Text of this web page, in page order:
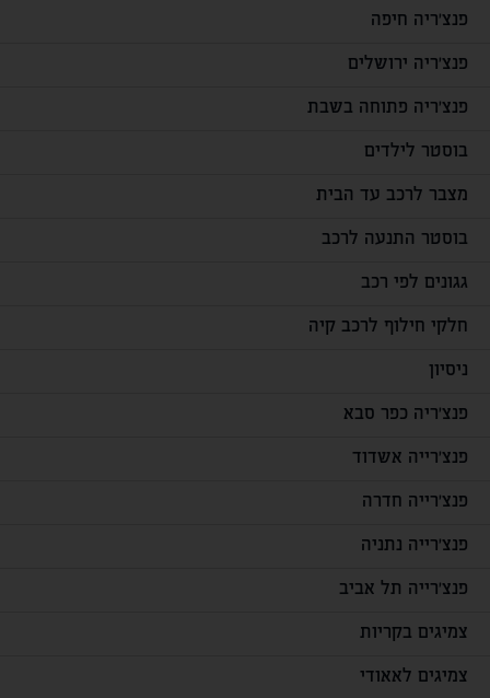
פנצ'ריה חיפה
פנצ'ריה ירושלים
פנצ'ריה פתוחה בשבת
בוסטר לילדים
מצבר לרכב עד הבית
בוסטר התנעה לרכב
גגונים לפי רכב
חלקי חילוף לרכב קיה
ניסיון
פנצ'ריה כפר סבא
פנצ'רייה אשדוד
פנצ'רייה חדרה
פנצ'רייה נתניה
פנצ'רייה תל אביב
צמיגים בקריות
צמיגים לאאודי